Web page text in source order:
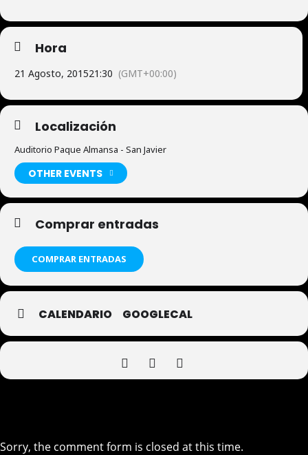
Hora
21 Agosto, 201521:30 (GMT+00:00)
Localización
Auditorio Paque Almansa - San Javier
OTHER EVENTS
Comprar entradas
COMPRAR ENTRADAS
CALENDARIO GOOGLECAL
Sorry, the comment form is closed at this time.